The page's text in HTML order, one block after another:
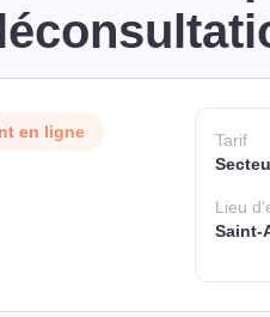
en ligne
Tarif
Lieu
Saint-